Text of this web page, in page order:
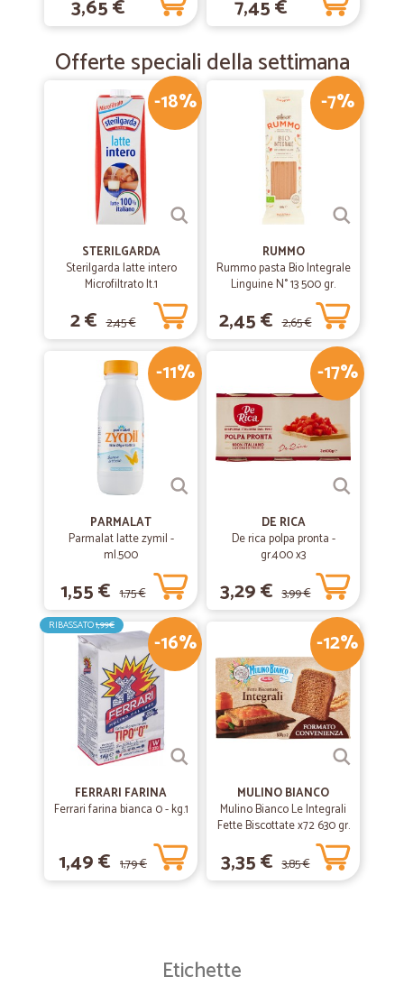
31/01/2019
—Deborah F.
Spedizione velocissima ..soddisfatta !!
Spedizione velocissima ..soddisfatta !!
3,65 € 7,45 €
Offerte speciali della settimana
-18%
STERILGARDA
Sterilgarda latte intero
Microfiltrato lt.1
2 € 2,45 €
-7%
RUMMO
Rummo pasta Bio Integrale
Linguine N° 13 500 gr.
2,45 € 2,65 €
-11%
PARMALAT
Parmalat latte zymil -
ml.500
1,55 € 1,75 €
-17%
DE RICA
De rica polpa pronta -
gr.400 x3
3,29 € 3,99 €
-16%
RIBASSATO1,99€
FERRARI FARINA
Ferrari farina bianca 0 - kg.1
1,49 € 1,79 €
-12%
MULINO BIANCO
Mulino Bianco Le Integrali
Fette Biscottate x72 630 gr.
3,35 € 3,85 €
Etichette